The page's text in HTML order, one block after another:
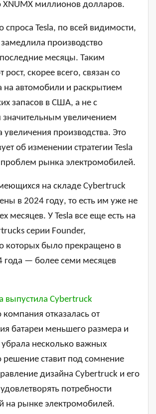
миллионов долларов.
спроса Tesla, по всей видимости,
производство
месяцы. Таким
рост, скорее всего, связан со
на автомобили и раскрытием
запасов в США, а не с
значительным увеличением
увеличения производства. Это
об изменении стратегии Tesla
рынка электромобилей.
на складе Cybertruck
в 2024 году, то есть им уже не
месяцев. У Tesla все еще есть на
серии Founder,
которых было прекращено в
года — более семи месяцев
выпустила Cybertruck
отказалась от
батареи меньшего размера и
убрала несколько важных
решение ставит под сомнение
дизайна Cybertruck и его
потребности
на рынке электромобилей.